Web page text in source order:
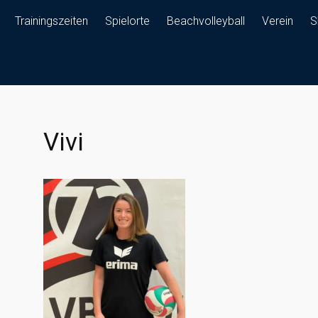
Trainingszeiten Spielorte Beachvolleyball Verein
Vivi